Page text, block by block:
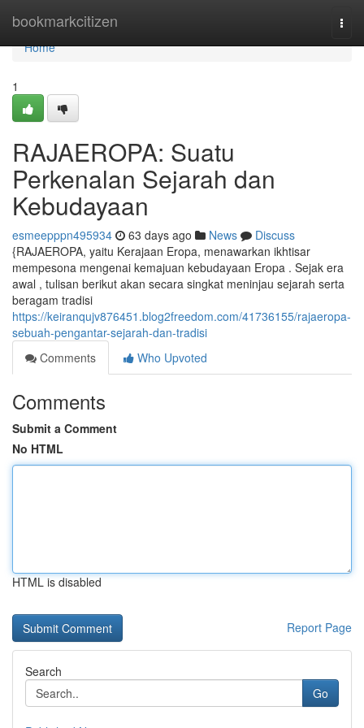
bookmarkcitizen
Home
Home
1
RAJAEROPA: Suatu
Perkenalan Sejarah dan
Kebudayaan
esmeepppn495934 63 days ago News
Discuss
{RAJAEROPA, yaitu Kerajaan Eropa, menawarkan ikhtisar
mempesona mengenai kemajuan kebudayaan Eropa . Sejak era
awal , tulisan berikut akan secara singkat meninjau sejarah serta
beragam tradisi
https://keiranqujv876451.blog2freedom.com/41736155/rajaeropa-
sebuah-pengantar-sejarah-dan-tradisi
Comments
Who Upvoted
Comments
Submit a Comment
No HTML
HTML is disabled
Report Page
Search
Go